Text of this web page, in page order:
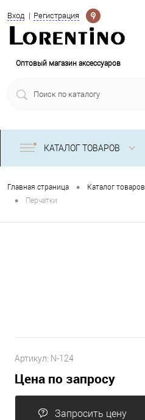
Вход Регистрация
Определение
Оптовый магазин аксессуаров
КАТАЛОГ ТОВАРОВ
Главная страница • Каталог товаров
• Перчатки
Артикул: N-124
Цена по запросу
Запросить цену